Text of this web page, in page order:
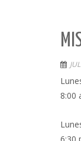
8:00